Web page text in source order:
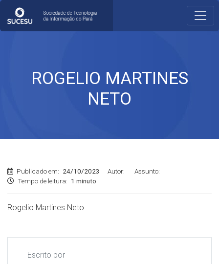
ROGELIO MARTINES
NETO
Publicado em: 24/10/2023 Autor:
Assunto:
Tempo de leitura: 1 minuto
Rogelio Martines Neto
Escrito por